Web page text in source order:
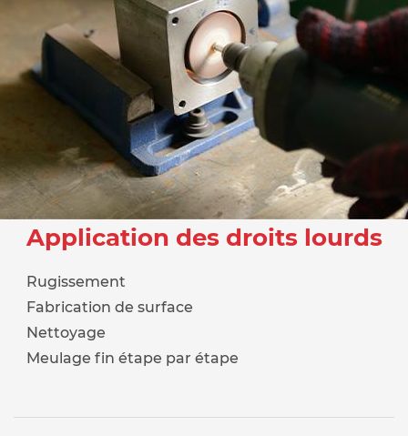
Application des droits lourds
Rugissement
Fabrication de surface
Nettoyage
Meulage fin étape par étape